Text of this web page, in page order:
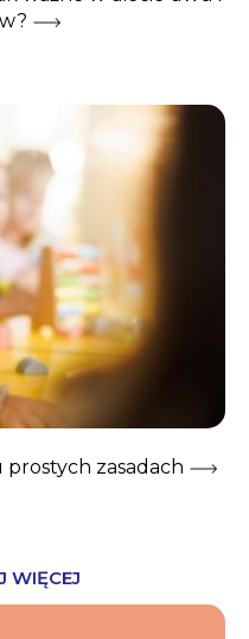
prostych zasadach
WIĘCEJ